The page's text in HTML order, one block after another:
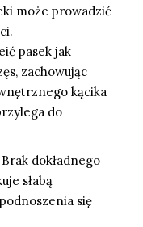
może prowadzić
pasek jak
zachowując
kącika
do
Brak dokładnego
słabą
się